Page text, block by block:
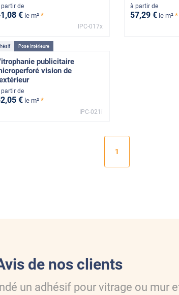
partir de
,08 € le m² *
IPC-017x
à partir de
57,29 € le m² *
Pose Intérieure
publicitaire
vision de
partir de
,05 € le m² *
IPC-021i
1
de nos clients
un adhésif pour vitrage ou mur